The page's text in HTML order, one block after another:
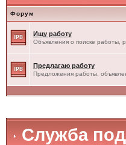
Форум
Ищу работу
Объявления о поиске работы,
Предлагаю работу
Предложения работы,
Служба